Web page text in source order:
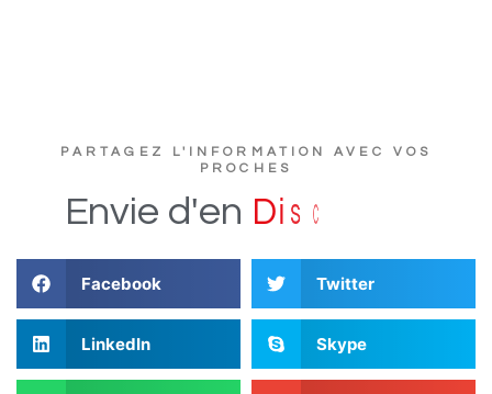
PARTAGEZ L'INFORMATION AVEC VOS
PROCHES
Envie d'en Dis c
Facebook Twitter
LinkedIn Skype